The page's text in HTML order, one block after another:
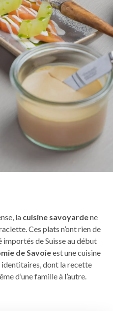
la cuisine savoyardene
Ces plats n’ont rien de
de Suisse au début
de Savoieest une cuisine
dont la recette
d’une famille à l’autre.